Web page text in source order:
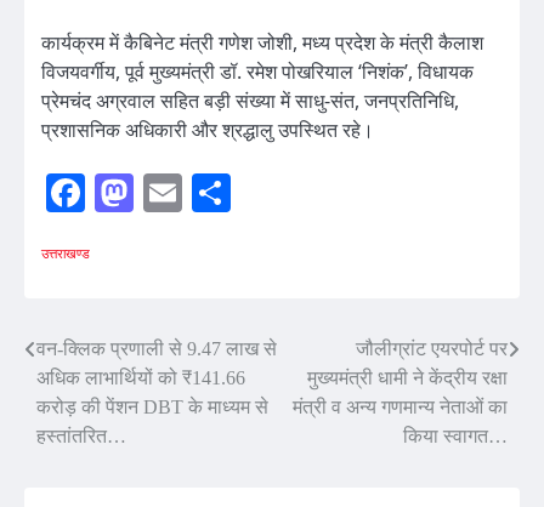
कार्यक्रम में कैबिनेट मंत्री गणेश जोशी, मध्य प्रदेश के मंत्री कैलाश
विजयवर्गीय, पूर्व मुख्यमंत्री डॉ. रमेश पोखरियाल ‘निशंक’, विधायक
प्रेमचंद अग्रवाल सहित बड़ी संख्या में साधु-संत, जनप्रतिनिधि,
प्रशासनिक अधिकारी और श्रद्धालु उपस्थित रहे।
Facebook
Mastodon
Email
उत्तराखण्ड
Post
navigation
वन-क्लिक प्रणाली से 9.47 लाख से
अधिक लाभार्थियों को ₹141.66
करोड़ की पेंशन DBT के माध्यम से
हस्तांतरित…
जौलीग्रांट एयरपोर्ट पर
मुख्यमंत्री धामी ने केंद्रीय रक्षा
मंत्री व अन्य गणमान्य नेताओं का
किया स्वागत…